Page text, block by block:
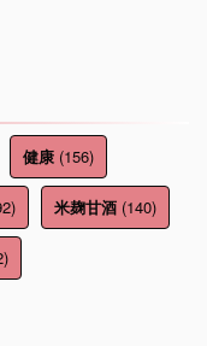
健康 (156)
米麹甘酒 (140)